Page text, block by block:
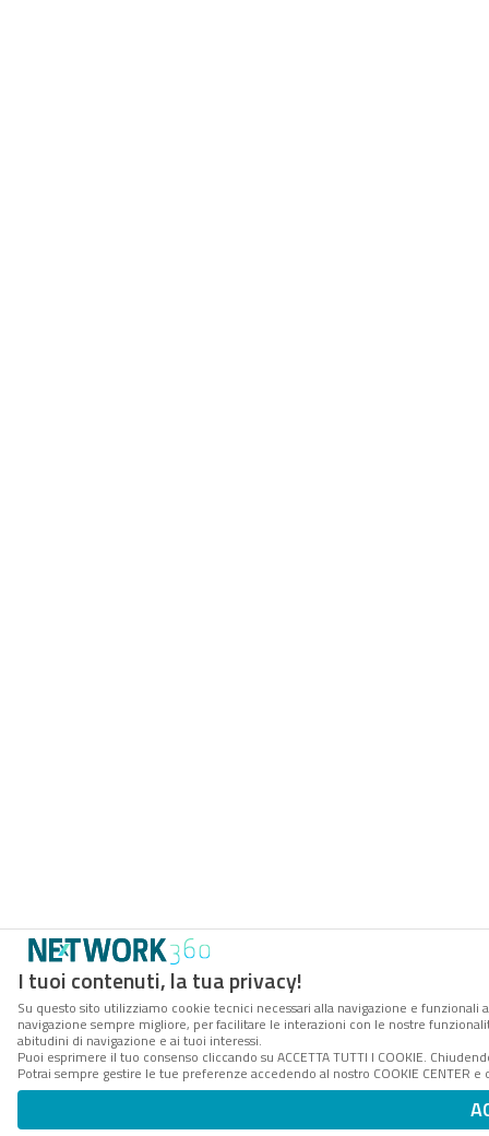
I tuoi contenuti, la tua privacy!
Su questo sito utilizziamo cookie tecnici necessari alla navigazione e
navigazione sempre migliore, per facilitare le interazioni con le nostre
abitudini di navigazione e ai tuoi interessi.
Puoi esprimere il tuo consenso cliccando su ACCETTA TUTTI I COOKIE.
Potrai sempre gestire le tue preferenze accedendo al nostro COOKIE